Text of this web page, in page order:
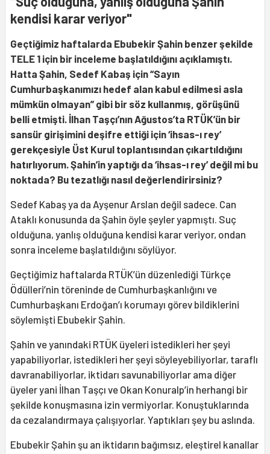
kendisi karar veriyor"
Geçtiğimiz haftalarda Ebubekir Şahin benzer şekilde
TELE 1 için bir inceleme başlatıldığını açıklamıştı.
Hatta Şahin, Sedef Kabaş için “Sayın
Cumhurbaşkanımızı hedef alan kabul edilmesi asla
mümkün olmayan” gibi bir söz kullanmış, görüşünü
belli etmişti. İlhan Taşçı’nın Ağustos’ta RTÜK’ün bir
sansür girişimini deşifre ettiği için ‘ihsas-ı rey’
gerekçesiyle Üst Kurul toplantısından çıkartıldığını
hatırlıyorum. Şahin’in yaptığı da ‘ihsas-ı rey’ değil mi bu
noktada? Bu tezatlığı nasıl değerlendirirsiniz?
Sedef Kabaş ya da Ayşenur Arslan değil sadece. Can
Ataklı konusunda da Şahin öyle şeyler yapmıştı. Suç
olduğuna, yanlış olduğuna kendisi karar veriyor, ondan
sonra inceleme başlatıldığını söylüyor.
Geçtiğimiz haftalarda RTÜK’ün düzenlediği Türkçe
Ödülleri’nin töreninde de Cumhurbaşkanlığını ve
Cumhurbaşkanı Erdoğan’ı korumayı görev bildiklerini
söylemişti Ebubekir Şahin.
Şahin ve yanındaki RTÜK üyeleri istedikleri her şeyi
yapabiliyorlar, istedikleri her şeyi söyleyebiliyorlar, taraflı
davranabiliyorlar, iktidarı savunabiliyorlar ama diğer
üyeler yani İlhan Taşçı ve Okan Konuralp’in herhangi bir
şekilde konuşmasına izin vermiyorlar. Konuştuklarında
da cezalandırmaya çalışıyorlar. Yaptıkları şey bu aslında.
Ebubekir Şahin şu an iktidarın bağımsız, eleştirel kanallar